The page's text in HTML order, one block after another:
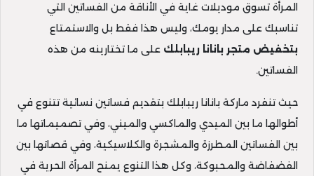
المرأة تسوق موديلات غاية في الأناقة من الفساتين التي
تناسبك على مدار يومك، وليس هذا فقط بل والاستمتاع
بتخفيض متجر بانانا ريبابلك على ما تختارينه من هذه
الفساتين.
حيث تنفرد ماركة بانانا ريبابلك بتقديم فساتين نسائية تتنوع في
أطوالها ما بين الميدي والماكسي والميني، وفي تصميماتها ما
بين الفساتين المطرزة والمشجرة والكلاسيكية، وفي قصاتها بين
الفضفاضة والمحبوكة، وكل هذا التنوع يمنح المرأة الحرية في